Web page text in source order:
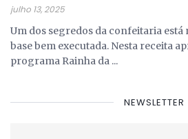
julho 13, 2025
Um dos segredos da confeitaria está
base bem executada. Nesta receita
programa Rainha da ...
NEWSLETTER